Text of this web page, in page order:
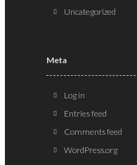
Uncategorized
Meta
Log in
Entries feed
Comments feed
WordPress.org